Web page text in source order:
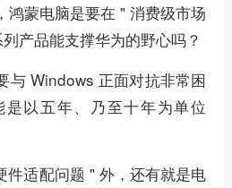
鸿蒙电脑是要在 " 消费级市场
产品能支撑华为的野心吗？
与 Windows 正面对抗非常困
以五年、乃至十年为单位
件适配问题 " 外，还有就是电